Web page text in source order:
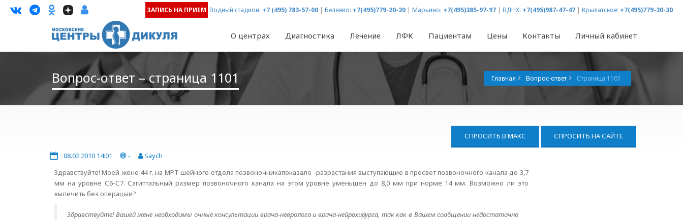
ЗАПИСЬ НА ПРИЕМ Водный стадион: +7 (495) 783-57-00 | Беляево: +7(495)779-20-20 | Марьино: +7(495)385-97-97 | ВДНХ: +7(495)987-47-47 | Крылатское: +7(495)779-30-30
О центрах Диагностика Лечение ЛФК Пациентам Цены Контакты Личный кабинет
Вопрос-ответ – страница 1101 Главная Вопрос-ответ Страница 1101
СПРОСИТЬ В МАКС СПРОСИТЬ НА САЙТЕ
08.02.2010 14:01 -
Saych
Здравствуйте! Моей жене 44 г. на МРТ шейного отдела позвоночникапоказало -разрастания выступающие в просвет позвоночного канала до 3,7
мм на уровне С6-С7. Сагиттальный размер позвоночного канала на этом уровне уменьшен до 8,0 мм при норме 14 мм. Возможно ли это
вылечить без операцыи?
Здравствуйте! Вашей жене необходимы очные консультации врача-невролога и врача-нейрохирурга, так как в Вашем сообщении недостаточно